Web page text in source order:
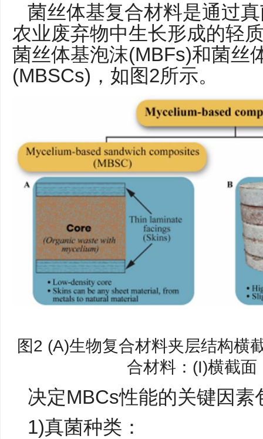
菌丝体基复合材料是通过
农业废弃物中生长形成的轻
菌丝体基泡沫(MBFs)和菌丝
(MBSCs)，如图2所示。
图2 (A)生物复合材料夹层结构横
合材料：(I)横截面
决定MBCs性能的关键因素
1)真菌种类：